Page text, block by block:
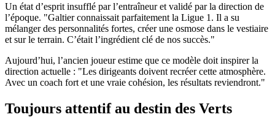
Un état d’esprit insufflé par l’entraîneur et validé par la direction de
l’époque. "Galtier connaissait parfaitement la Ligue 1. Il a su
mélanger des personnalités fortes, créer une osmose dans le vestiaire
et sur le terrain. C’était l’ingrédient clé de nos succès."
Aujourd’hui, l’ancien joueur estime que ce modèle doit inspirer la
direction actuelle : "Les dirigeants doivent recréer cette atmosphère.
Avec un coach fort et une vraie cohésion, les résultats reviendront."
Toujours attentif au destin des Verts